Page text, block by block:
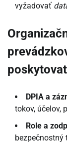
vyžadovať
DPIA a
tokov, účelov,
Role a
bezpečnostný